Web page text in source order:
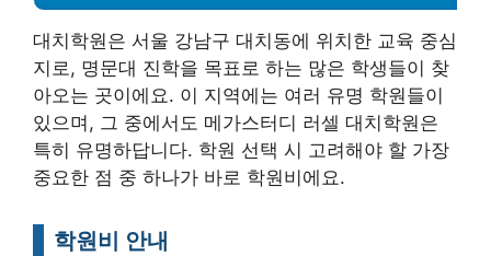
대치학원은 서울 강남구 대치동에 위치한 교육 중심
지로, 명문대 진학을 목표로 하는 많은 학생들이 찾
아오는 곳이에요. 이 지역에는 여러 유명 학원들이
있으며, 그 중에서도 메가스터디 러셀 대치학원은
특히 유명하답니다. 학원 선택 시 고려해야 할 가장
중요한 점 중 하나가 바로 학원비에요.
학원비 안내